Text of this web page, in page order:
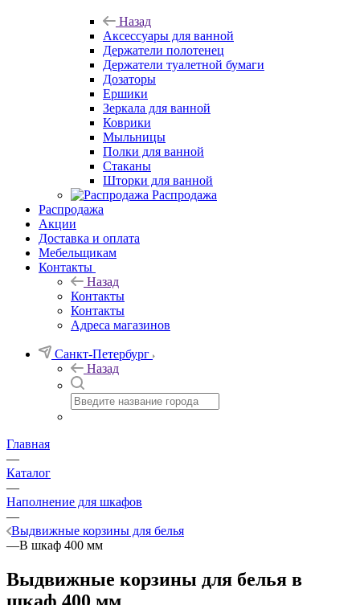
Назад
Аксессуары для ванной
Держатели полотенец
Держатели туалетной бумаги
Дозаторы
Ершики
Зеркала для ванной
Коврики
Мыльницы
Полки для ванной
Стаканы
Шторки для ванной
Распродажа
Распродажа
Акции
Доставка и оплата
Мебельщикам
Контакты
Назад
Контакты
Контакты
Адреса магазинов
Санкт-Петербург
Назад
Главная
—
Каталог
—
Наполнение для шкафов
—
Выдвижные корзины для белья
—В шкаф 400 мм
Выдвижные корзины для белья в